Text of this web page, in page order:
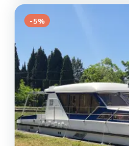
BOOTSDIMENSIONEN
AUSSTATTUNG Doppelbe...
-5%